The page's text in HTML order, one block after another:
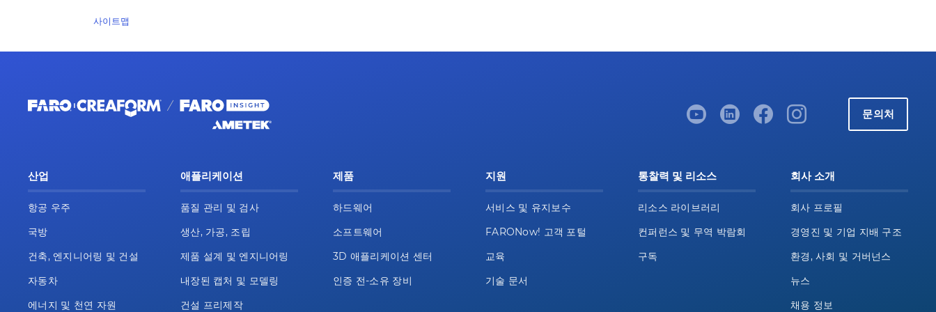
사이트맵
문의처
산업
항공 우주
국방
건축, 엔지니어링 및 건설
자동차
에너지 및 천연 자원
애플리케이션
품질 관리 및 검사
생산, 가공, 조립
제품 설계 및 엔지니어링
내장된 캡처 및 모델링
건설 프리제작
제품
하드웨어
소프트웨어
3D 애플리케이션 센터
인증 전-소유 장비
지원
서비스 및 유지보수
FARONow! 고객 포털
교육
기술 문서
통찰력 및 리소스
리소스 라이브러리
컨퍼런스 및 무역 박람회
구독
회사 소개
회사 프로필
경영진 및 기업 지배 구조
환경, 사회 및 거버넌스
뉴스
채용 정보